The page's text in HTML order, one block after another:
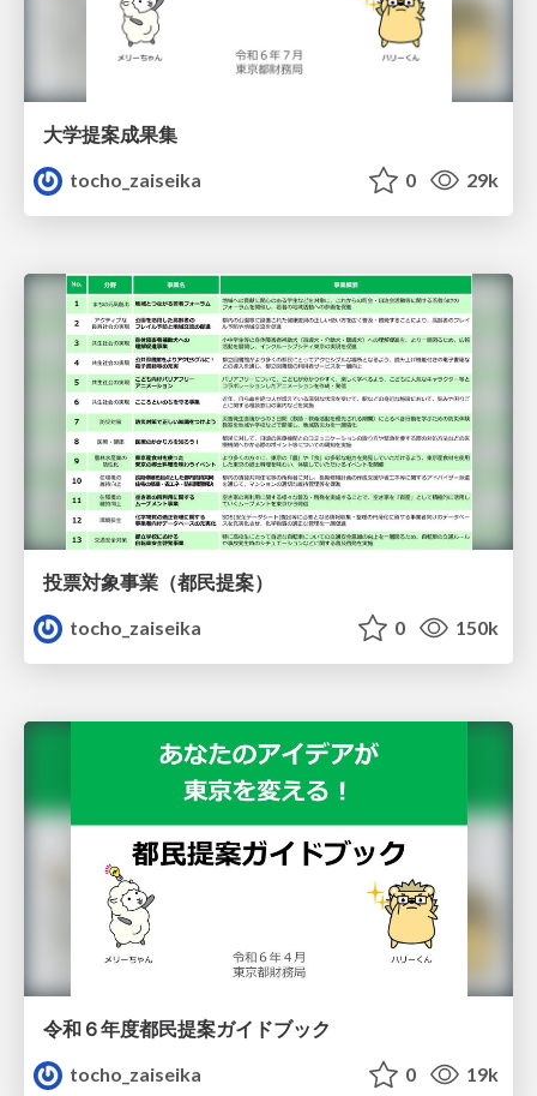
大学提案成果集
tocho_zaiseika
0 29k
投票対象事業（都民提案）
tocho_zaiseika
0 150k
令和６年度都民提案ガイドブック
tocho_zaiseika
0 19k